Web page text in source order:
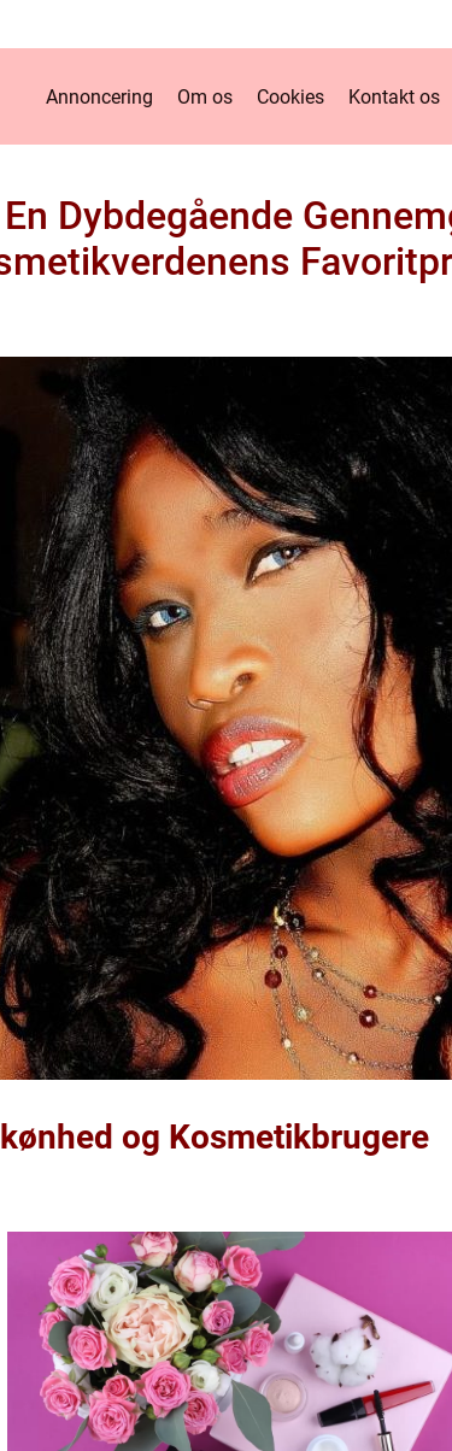
Annoncering Om os Cookies Kontakt os
Dybdegående
og Kosmetikbrugere